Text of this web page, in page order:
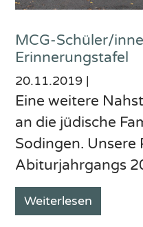
MCG-Schüler/
Erinnerungstafel
20.11.2019 |
Eine weitere
an die jüdische
Sodingen.
Abiturjahrgangs
Weiterlesen